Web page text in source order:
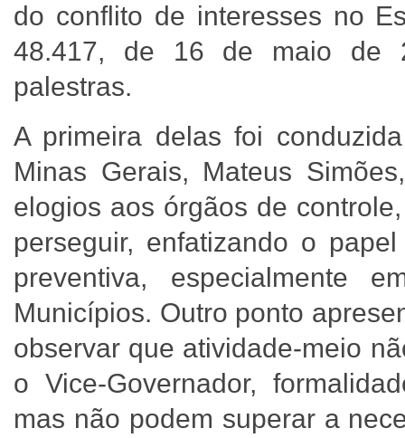
do conflito de interesses no
48.417, de 16 de maio de
palestras.
A primeira delas foi
Minas Gerais, Mateus
elogios aos órgãos de
perseguir, enfatizando o
preventiva, especialmente
Municípios. Outro ponto
observar que atividade-meio
o Vice-Governador,
mas não podem superar a